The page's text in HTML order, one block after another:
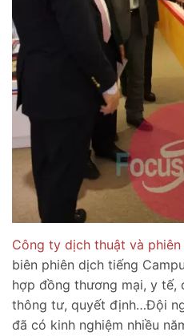
Công ty dịch thuật và phiên
biên phiên dịch tiếng
hợp đồng thương mại, y tế,
thông tư, quyết định…Đội
đã có kinh nghiệm nhiều